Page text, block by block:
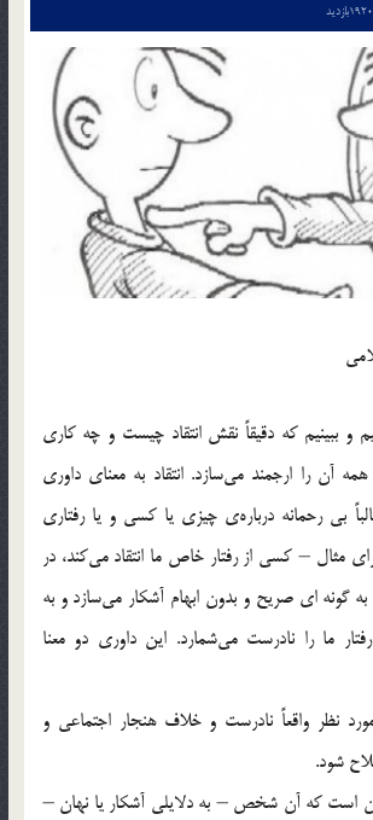
و ببینیم که دقیقاً نقش انتقاد چیست و چه کاری
آن را ارجمند می‌سازد. انتقاد به معنای داوری
بی رحمانه درباره‌ی چیزی یا کسی و یا رفتاری
مثال – کسی از رفتار خاص ما انتقاد می‌کند، در
به گونه ای صریح و بدون ابهام آشکار می‌سازد و به
ما را نادرست می‌شمارد. این داوری دو معنا
نظر واقعاً نادرست و خلاف هنجار اجتماعی و
شود.
آن است که آن شخص – به دلایلی آشکار یا نهان –